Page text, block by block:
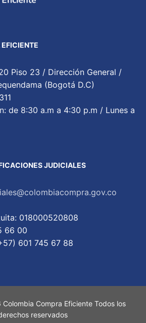
Piso 23 / Dirección General /
(Bogotá D.C)
de 8:30 a.m a 4:30 p.m / Lunes a
JUDICIALES
018000520808
66 00
601 745 67 88
Compra Eficiente Todos los
reservados